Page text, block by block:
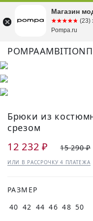
POMPAAMBITION
Брюки из
срезом
12 232 ₽ 15 290 ₽
ИЛИ В РАССРОЧКУ 4 ПЛАТЕЖА
РАЗМЕР
40 42 44 46 48 50
Магазин
☆☆☆☆☆
★★★★★ (23)
Pompa.ru